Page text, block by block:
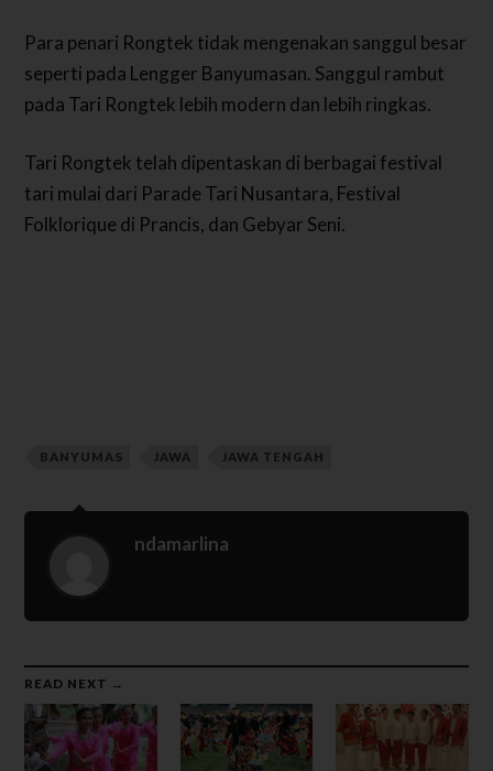
Para penari Rongtek tidak mengenakan sanggul besar
seperti pada Lengger Banyumasan. Sanggul rambut
pada Tari Rongtek lebih modern dan lebih ringkas.
Tari Rongtek telah dipentaskan di berbagai festival
tari mulai dari Parade Tari Nusantara, Festival
Folklorique di Prancis, dan Gebyar Seni.
BANYUMAS JAWA JAWA TENGAH
ndamarlina
READ NEXT →